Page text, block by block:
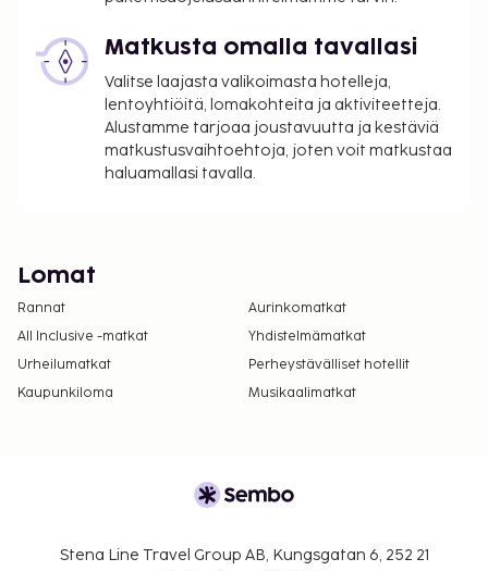
Matkusta omalla tavallasi
Valitse laajasta valikoimasta hotelleja,
lentoyhtiöitä, lomakohteita ja aktiviteetteja.
Alustamme tarjoaa joustavuutta ja kestäviä
matkustusvaihtoehtoja, joten voit matkustaa
haluamallasi tavalla.
Lomat
Rannat
Aurinkomatkat
All Inclusive -matkat
Yhdistelmämatkat
Urheilumatkat
Perheystävälliset hotellit
Kaupunkiloma
Musikaalimatkat
Stena Line Travel Group AB, Kungsgatan 6, 252 21